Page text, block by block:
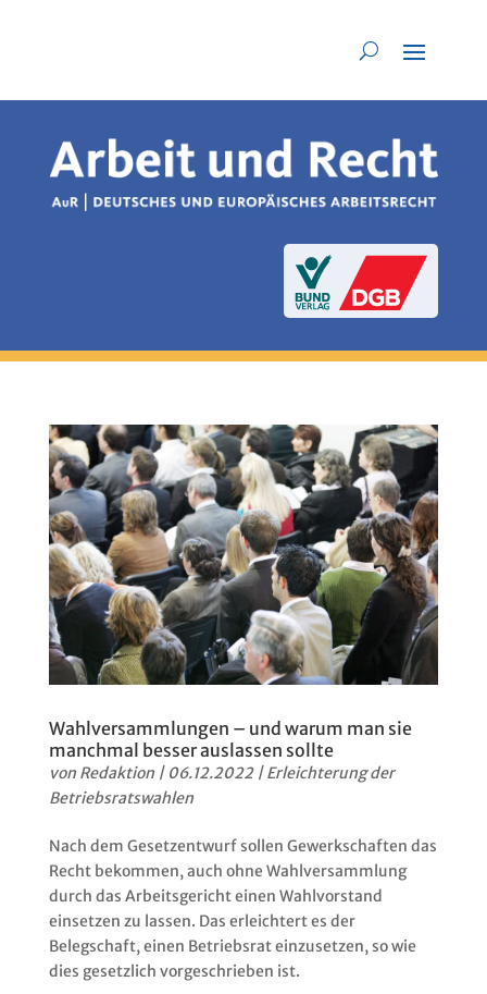
Wahlversammlungen – und warum man sie
manchmal besser auslassen sollte
von Redaktion| 06.12.2022|Erleichterung der
Betriebsratswahlen
Nach dem Gesetzentwurf sollen Gewerkschaften das
Recht bekommen, auch ohne Wahlversammlung
durch das Arbeitsgericht einen Wahlvorstand
einsetzen zu lassen. Das erleichtert es der
Belegschaft, einen Betriebsrat einzusetzen, so wie
dies gesetzlich vorgeschrieben ist.